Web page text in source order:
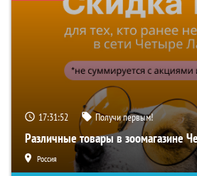
17:31:51 Получи первым!
Различные товары в зоомагазине
Россия